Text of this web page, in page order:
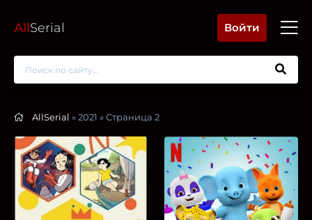
AllSerial Войти
AllSerial » 2021 » Страница 2